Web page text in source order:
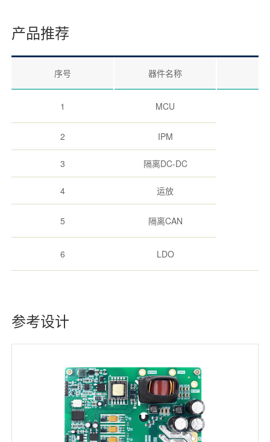
产品推荐
序号 器件名称
1 MCU
完
2 IPM
3 隔离DC-DC
4 运放
5 隔离CAN
6 LDO
参考设计